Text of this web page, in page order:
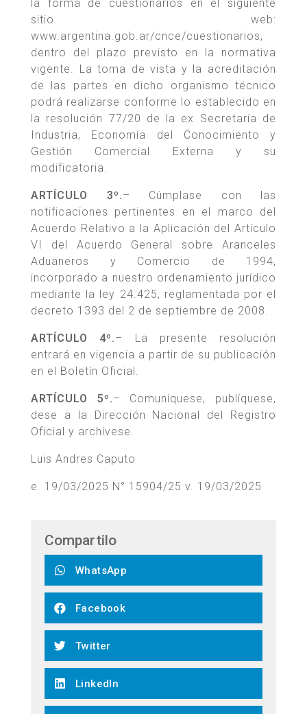
la forma de cuestionarios en el siguiente
sitio web:
www.argentina.gob.ar/cnce/cuestionarios,
dentro del plazo previsto en la normativa
vigente. La toma de vista y la acreditación
de las partes en dicho organismo técnico
podrá realizarse conforme lo establecido en
la resolución 77/20 de la ex Secretaría de
Industria, Economía del Conocimiento y
Gestión Comercial Externa y su
modificatoria.
ARTÍCULO 3º.– Cúmplase con las
notificaciones pertinentes en el marco del
Acuerdo Relativo a la Aplicación del Artículo
VI del Acuerdo General sobre Aranceles
Aduaneros y Comercio de 1994,
incorporado a nuestro ordenamiento jurídico
mediante la ley 24.425, reglamentada por el
decreto 1393 del 2 de septiembre de 2008.
ARTÍCULO 4º.– La presente resolución
entrará en vigencia a partir de su publicación
en el Boletín Oficial.
ARTÍCULO 5º.– Comuníquese, publíquese,
dese a la Dirección Nacional del Registro
Oficial y archívese.
Luis Andres Caputo
e. 19/03/2025 N° 15904/25 v. 19/03/2025
Compartilo
WhatsApp
Facebook
Twitter
LinkedIn